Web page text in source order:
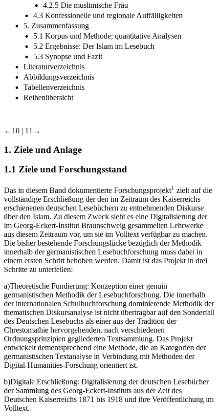
4.2.5 Die muslimische Frau
4.3 Konfessionelle und regionale Auffälligkeiten
5. Zusammenfassung
5.1 Korpus und Methode; quantitative Analysen
5.2 Ergebnisse: Der Islam im Lesebuch
5.3 Synopse und Fazit
Literaturverzeichnis
Abbildungsverzeichnis
Tabellenverzeichnis
Reihenübersicht
←10 | 11→
1. Ziele und Anlage
1.1 Ziele und Forschungsstand
Das in diesem Band dokumentierte Forschungsprojekt1 zielt auf die
vollständige Erschließung der den im Zeitraum des Kaiserreichs
erschienenen deutschen Lesebüchern zu entnehmenden Diskurse
über den Islam. Zu diesem Zweck sieht es eine Digitalisierung der
im Georg-Eckert-Institut Braunschweig gesammelten Lehrwerke
aus diesem Zeitraum vor, um sie im Volltext verfügbar zu machen.
Die bisher bestehende Forschungslücke bezüglich der Methodik
innerhalb der germanistischen Lesebuchforschung muss dabei in
einem ersten Schritt behoben werden. Damit ist das Projekt in drei
Schritte zu unterteilen:
a)Theoretische Fundierung: Konzeption einer genuin
germanistischen Methodik der Lesebuchforschung. Die innerhalb
der internationalen Schulbuchforschung dominierende Methodik der
thematischen Diskursanalyse ist nicht übertragbar auf den Sonderfall
des Deutschen Lesebuchs als einer aus der Tradition der
Chrestomathie hervorgehenden, nach verschiedenen
Ordnungsprinzipien gegliederten Textsammlung. Das Projekt
entwickelt dementsprechend eine Methode, die an Kategorien der
germanistischen Textanalyse in Verbindung mit Methoden der
Digital-Humanities-Forschung orientiert ist.
b)Digitale Erschließung: Digitalisierung der deutschen Lesebücher
der Sammlung des Georg-Eckert-Instituts aus der Zeit des
Deutschen Kaiserreichs 1871 bis 1918 und ihre Veröffentlichung im
Volltext.